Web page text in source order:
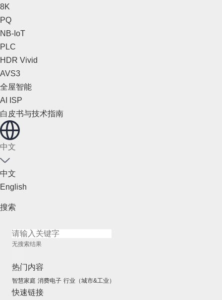
8K
PQ
NB-IoT
PLC
HDR Vivid
AVS3
全屋智能
AI ISP
白皮书与技术指南
中文
中文
English
搜索
无搜索结果
热门内容
智慧家庭 消费电子 行业（城市&工业）
快速链接